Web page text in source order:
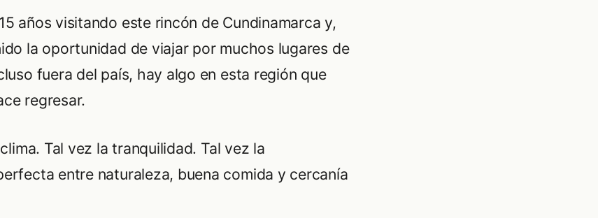
años visitando este rincón de Cundinamarca y,
la oportunidad de viajar por muchos lugares de
fuera del país, hay algo en esta región que
regresar.
Tal vez la tranquilidad. Tal vez la
entre naturaleza, buena comida y cercanía